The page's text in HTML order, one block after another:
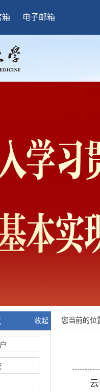
箱 电子邮箱
收起 您当前的位